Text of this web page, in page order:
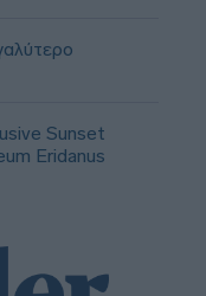
Sunset
Eridanus